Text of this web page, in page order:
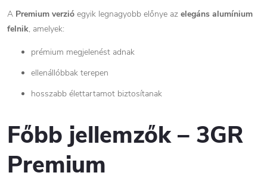
A Premium verzió egyik legnagyobb előnye az elegáns alumínium
felnik, amelyek:
prémium megjelenést adnak
ellenállóbbak terepen
hosszabb élettartamot biztosítanak
Főbb jellemzők – 3GR
Premium